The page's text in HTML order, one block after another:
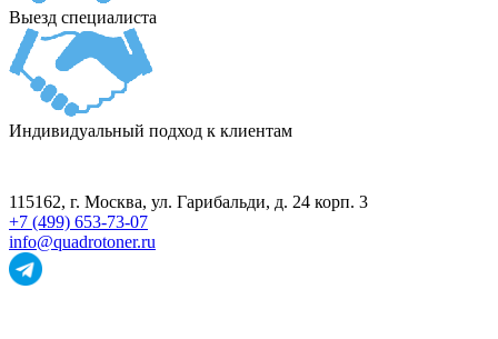
Выезд специалиста
Индивидуальный подход к клиентам
115162, г. Москва, ул. Гарибальди, д. 24 корп. 3
+7 (499) 653-73-07
info@quadrotoner.ru